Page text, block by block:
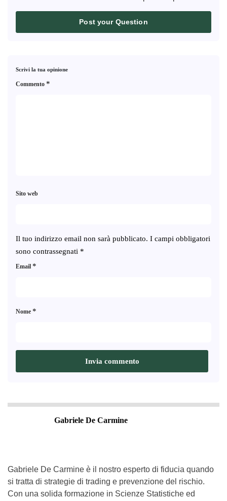
Post your Question
Scrivi la tua opinione
Il tuo indirizzo email non sarà pubblicato. I campi obbligatori
sono contrassegnati *
Commento *
Nome *
Email *
Sito web
Gabriele De Carmine
Gabriele De Carmine è il nostro esperto di fiducia quando
si tratta di strategie di trading e prevenzione del rischio.
Con una solida formazione in Scienze Statistiche ed